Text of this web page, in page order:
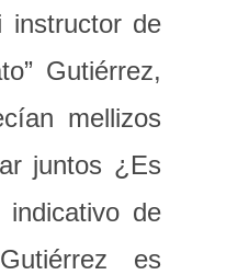
instructor de
Gutiérrez,
mellizos
juntos ¿Es
de
es